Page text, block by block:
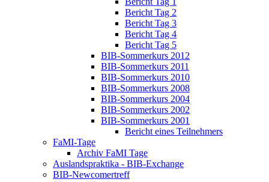
Bericht Tag 2
Bericht Tag 3
Bericht Tag 4
Bericht Tag 5
BIB-Sommerkurs 2012
BIB-Sommerkurs 2011
BIB-Sommerkurs 2010
BIB-Sommerkurs 2008
BIB-Sommerkurs 2004
BIB-Sommerkurs 2002
BIB-Sommerkurs 2001
Bericht eines Teilnehmers
FaMI-Tage
Archiv FaMI Tage
Auslandspraktika - BIB-Exchange
BIB-Newcomertreff